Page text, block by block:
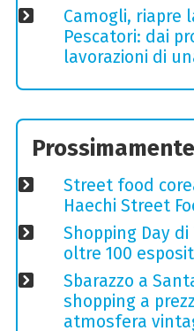
Camogli, riapre
Pescatori: dai
lavorazioni di
Prossimamente
Street food
Haechi Street
Shopping Day
oltre 100
Sbarazzo a
shopping a
atmosfera